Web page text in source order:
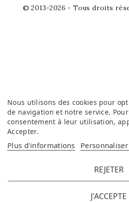
Nous utilisons des cookies pour
de navigation et notre service.
consentement à leur utilisation,
Accepter.
Plus d'informations
REJETER
J'ACCEPTE
© 2013-2026 - Tous droits